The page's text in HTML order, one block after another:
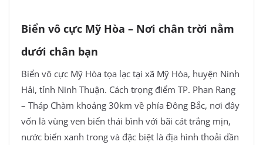
Biển vô cực Mỹ Hòa – Nơi chân trời nằm
dưới chân bạn
Biển vô cực Mỹ Hòa tọa lạc tại xã Mỹ Hòa, huyện Ninh
Hải, tỉnh Ninh Thuận. Cách trọng điểm TP. Phan Rang
– Tháp Chàm khoảng 30km về phía Đông Bắc, nơi đây
vốn là vùng ven biển thái bình với bãi cát trắng mịn,
nước biển xanh trong và đặc biệt là địa hình thoải dần